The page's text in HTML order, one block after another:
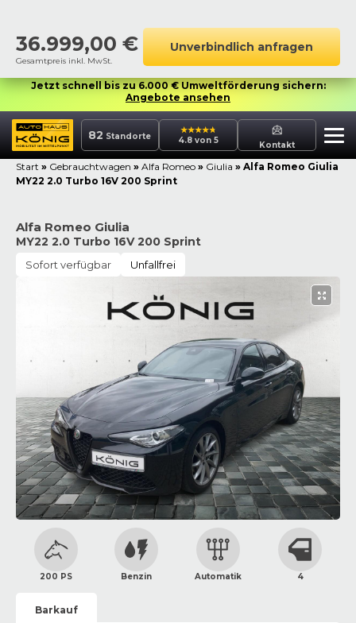
36.999,00 €
Gesamtpreis inkl. MwSt.
Unverbindlich anfragen
Jetzt schnell bis zu 6.000 € Umweltförderung sichern:
Angebote ansehen
82 Standorte 4.8 von 5 Kontakt
Start » Gebrauchtwagen » Alfa Romeo » Giulia » Alfa Romeo Giulia
MY22 2.0 Turbo 16V 200 Sprint
Alfa Romeo Giulia
MY22 2.0 Turbo 16V 200 Sprint
Sofort verfügbar Unfallfrei
200 PS Benzin Automatik 4
Barkauf